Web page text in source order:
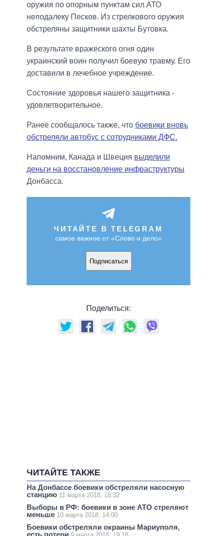
оружия по опорным пунктам сил АТО
неподалеку Песков. Из стрелкового оружия
обстреляны защитники шахты Бутовка.
В результате вражеского огня один
украинский воин получил боевую травму. Его
доставили в лечебное учреждение.
Состояние здоровья нашего защитника -
удовлетворительное.
Ранее сообщалось также, что боевики вновь
обстреляли автобус с сотрудниками ДФС.
Напомним, Канада и Швеция выделили
деньги на восстановление инфраструктуры
Донбасса.
ЧИТАЙТЕ В TELEGRAM
самое важное от «Слово и дело»
Подписаться
Поделиться:
ЧИТАЙТЕ ТАКЖЕ
На Донбассе боевики обстреляли насосную
станцию 11 марта 2018, 18:32
Выборы в РФ: боевики в зоне АТО стреляют
меньше 10 марта 2018, 14:00
Боевики обстреляли окраины Мариуполя,